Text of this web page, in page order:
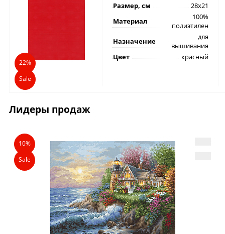
22%
Sale
Размер, см
28х21
Материал
100%
полиэтилен
Назначение
для
вышивания
Цвет
красный
Лидеры продаж
10%
Sale